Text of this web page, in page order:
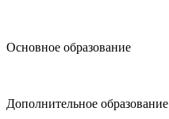
Основное образование
Дополнительное образование